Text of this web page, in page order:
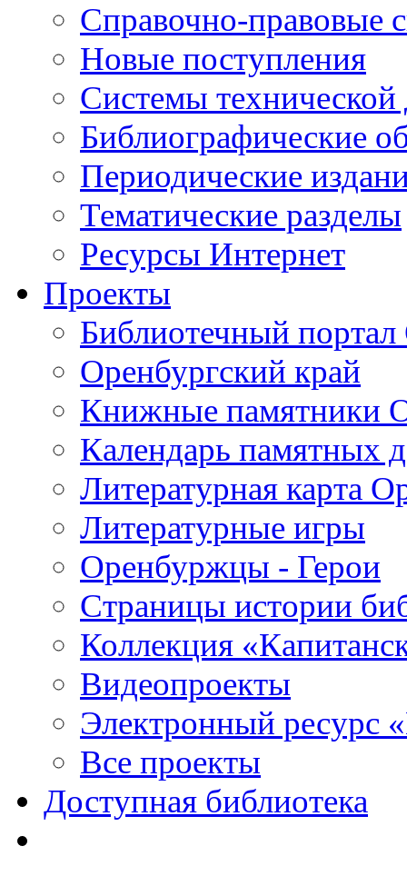
Справочно-правовые
Новые поступления
Cистемы
Библиографические
Периодические
Тематические разделы
Ресурсы Интернет
Проекты
Библиотечный портал
Оренбургский край
Книжные памятники
Календарь памятных
Литературная карта
Литературные игры
Оренбуржцы - Герои
Страницы истории
Коллекция
Видеопроекты
Электронный ресурс
Все проекты
Доступная библиотека